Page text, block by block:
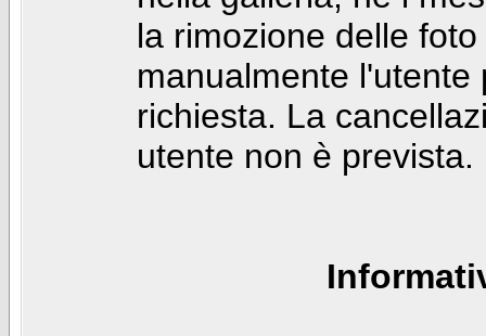
la rimozione delle
manualmente
richiesta. La
utente non è prevista.